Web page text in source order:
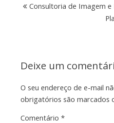
Consultoria de Imagem e
Deixe um
O seu endereço de e-mail
obrigatórios são marcados
Comentário *